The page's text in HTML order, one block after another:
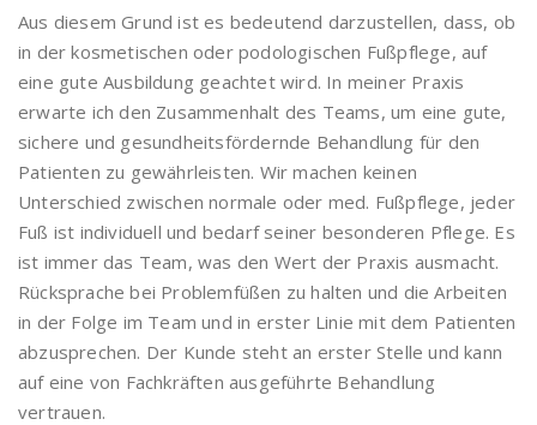
Aus diesem Grund ist es bedeutend darzustellen, dass, ob
in der kosmetischen oder podologischen Fußpflege, auf
eine gute Ausbildung geachtet wird. In meiner Praxis
erwarte ich den Zusammenhalt des Teams, um eine gute,
sichere und gesundheitsfördernde Behandlung für den
Patienten zu gewährleisten. Wir machen keinen
Unterschied zwischen normale oder med. Fußpflege, jeder
Fuß ist individuell und bedarf seiner besonderen Pflege. Es
ist immer das Team, was den Wert der Praxis ausmacht.
Rücksprache bei Problemfüßen zu halten und die Arbeiten
in der Folge im Team und in erster Linie mit dem Patienten
abzusprechen. Der Kunde steht an erster Stelle und kann
auf eine von Fachkräften ausgeführte Behandlung
vertrauen.